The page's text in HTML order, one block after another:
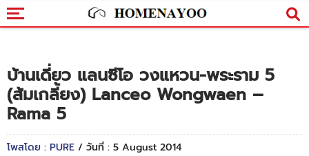
บ้านเดี่ยว แลนซีโอ วงแหวน-พระราม 5
(ส้มเกลี้ยง) Lanceo Wongwaen –
Rama 5
โพสโดย : PURE / วันที่ : 5 August 2014